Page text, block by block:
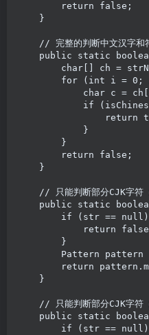
        return false;
    }
// 完整的判断中文汉字和
public static
char[] ch =
for (int i = 0;
char c =
if
return
            }
        }
        return false;
    }
// 只能判断部分CJK字符
public static
if (str == null)
return
        }
Pattern pattern
return
    }
// 只能判断部分CJK字符
public static
if (str == null)